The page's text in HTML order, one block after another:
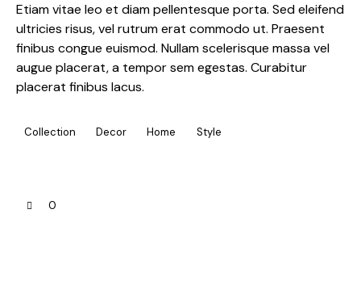
Etiam vitae leo et diam pellentesque porta. Sed eleifend
ultricies risus, vel rutrum erat commodo ut. Praesent
finibus congue euismod. Nullam scelerisque massa vel
augue placerat, a tempor sem egestas. Curabitur
placerat finibus lacus.
Collection Decor Home Style
0